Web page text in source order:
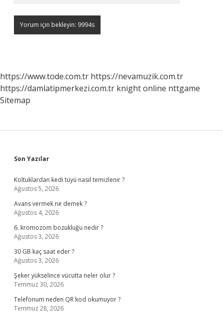
https://www.tode.com.tr https://nevamuzik.com.tr
https://damlatipmerkezi.com.tr knight online nttgame
Sitemap
Sidebar
Son Yazılar
Koltuklardan kedi tüyü nasıl temizlenir ?
Ağustos 5, 2026
Avans vermek ne demek ?
Ağustos 4, 2026
6. kromozom bozukluğu nedir ?
Ağustos 3, 2026
30 GB kaç saat eder ?
Ağustos 3, 2026
Şeker yükselince vücutta neler olur ?
Temmuz 30, 2026
Telefonum neden QR kod okumuyor ?
Temmuz 28, 2026